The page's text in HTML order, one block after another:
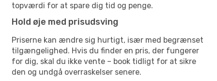
topværdi for at spare dig tid og penge.
Hold øje med prisudsving
Priserne kan ændre sig hurtigt, især med begrænset
tilgængelighed. Hvis du finder en pris, der fungerer
for dig, skal du ikke vente – book tidligt for at sikre
den og undgå overraskelser senere.